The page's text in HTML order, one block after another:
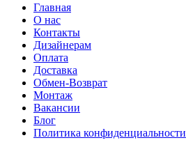
Главная
О нас
Контакты
Дизайнерам
Оплата
Доставка
Обмен-Возврат
Монтаж
Вакансии
Блог
Политика конфиденциальности